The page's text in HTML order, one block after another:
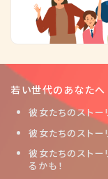
若い世代のあなたへ
彼女たちのストー
彼女たちのスト
彼女たちのスト
るかも！